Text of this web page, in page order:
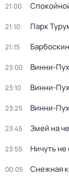
21:00
21:10 Парк
21:15
23:00 Винни-Пух
23:10 Винни-
23:25 Винни-
23:45 Змей на
23:55 Ничуть
00:05 Снежная